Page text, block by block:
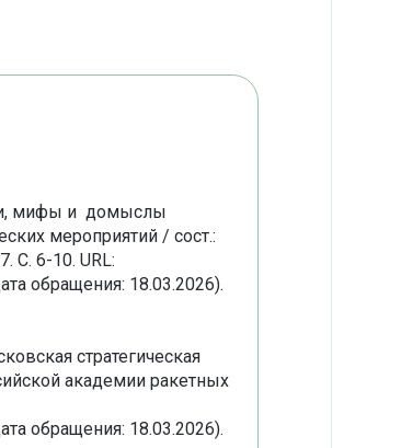
мифы и домыслы
мероприятий / сост.:
С. 6-10. URL:
обращения: 18.03.2026).
стратегическая
академии ракетных
обращения: 18.03.2026).